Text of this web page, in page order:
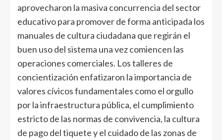
aprovecharon la masiva concurrencia del sector
educativo para promover de forma anticipada los
manuales de cultura ciudadana que regirán el
buen uso del sistema una vez comiencen las
operaciones comerciales. Los talleres de
concientización enfatizaron la importancia de
valores cívicos fundamentales como el orgullo
por la infraestructura pública, el cumplimiento
estricto de las normas de convivencia, la cultura
de pago del tiquete y el cuidado de las zonas de